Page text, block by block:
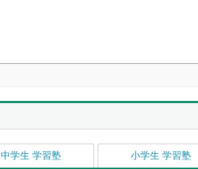
中学生 学習塾 小学生 学習塾